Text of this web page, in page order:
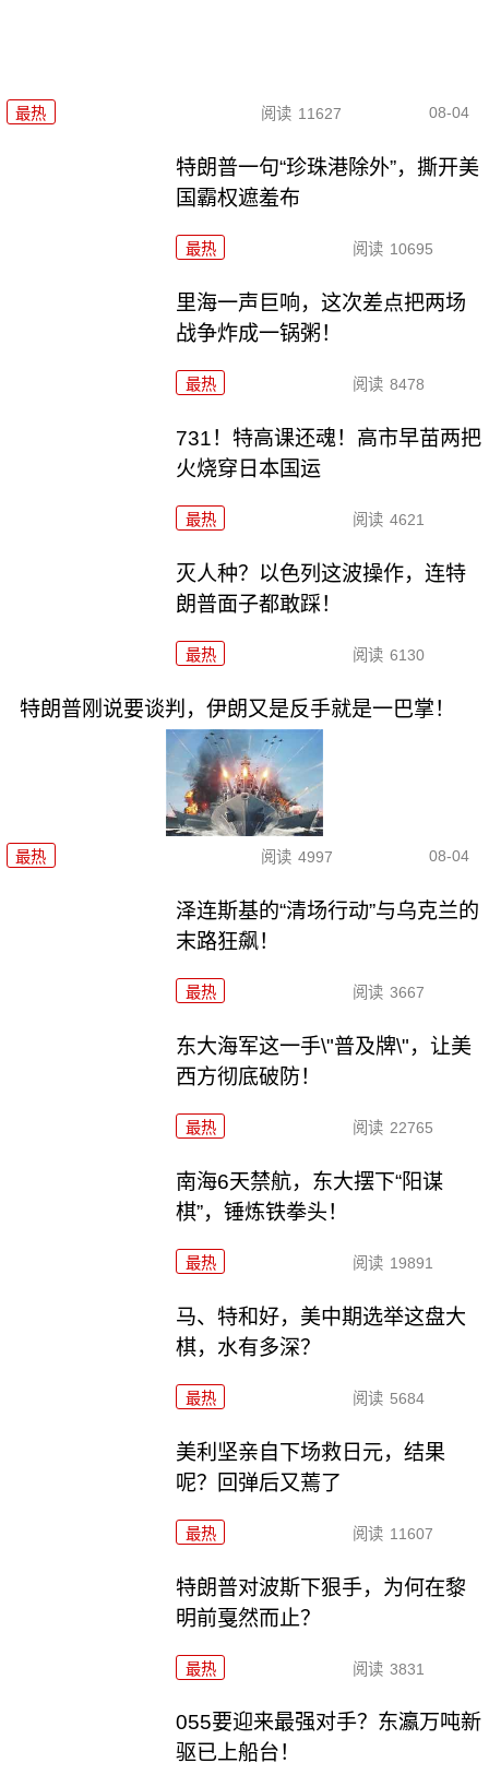
最热 阅读 11627 08-04
特朗普一句“珍珠港除外”，撕开美
国霸权遮羞布
最热 阅读 10695
里海一声巨响，这次差点把两场
战争炸成一锅粥！
最热 阅读 8478
731！特高课还魂！高市早苗两把
火烧穿日本国运
最热 阅读 4621
灭人种？以色列这波操作，连特
朗普面子都敢踩！
最热 阅读 6130
特朗普刚说要谈判，伊朗又是反手就是一巴掌！
最热 阅读 4997 08-04
泽连斯基的“清场行动”与乌克兰的
末路狂飙！
最热 阅读 3667
东大海军这一手\"普及牌\"，让美
西方彻底破防！
最热 阅读 22765
南海6天禁航，东大摆下“阳谋
棋”，锤炼铁拳头！
最热 阅读 19891
马、特和好，美中期选举这盘大
棋，水有多深？
最热 阅读 5684
美利坚亲自下场救日元，结果
呢？回弹后又蔫了
最热 阅读 11607
特朗普对波斯下狠手，为何在黎
明前戛然而止？
最热 阅读 3831
055要迎来最强对手？东瀛万吨新
驱已上船台！